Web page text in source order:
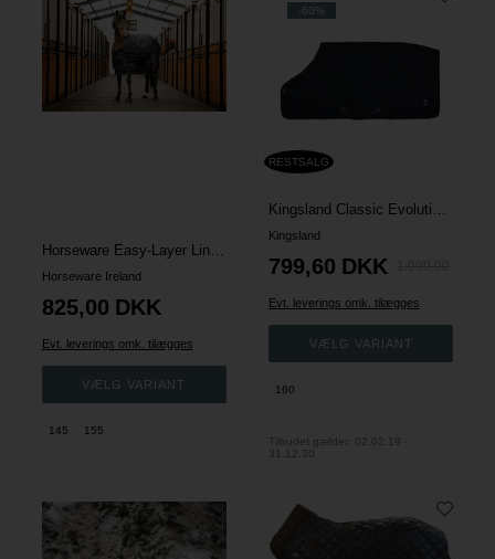
Horseware Ireland
825,00 DKK
Evt. leverings omk. tilægges
145 155
-60%
RESTSALG
Kingsland
799,60 DKK
Evt. leverings omk. tilægges
160
Tilbudet gælder: 02.02.19 -
31.12.30